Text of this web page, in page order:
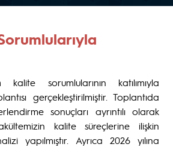
sorumlularının katılımıyla
gerçekleştirilmiştir. Toplantıda
sonuçları ayrıntılı olarak
kalite süreçlerine ilişkin
yapılmıştır. Ayrıca 2026 yılına